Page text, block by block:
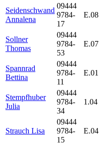
Seidenschwand
Annalena
09444
9784-
17
E.08
Sollner
Thomas
09444
9784-
53
E.07
Spannrad
Bettina
09444
9784-
11
E.01
Stempfhuber
Julia
09444
9784-
34
1.04
Strauch Lisa
09444
9784-
15
E.04